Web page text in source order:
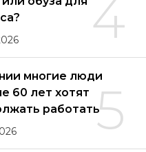
4
5
многие люди
60 лет хотят
работать